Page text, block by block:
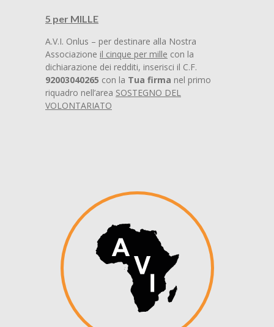
5 per MILLE
A.V.I. Onlus – per destinare alla Nostra
Associazione il cinque per mille con la
dichiarazione dei redditi, inserisci il C.F.
92003040265 con la Tua firma nel primo
riquadro nell’area SOSTEGNO DEL
VOLONTARIATO